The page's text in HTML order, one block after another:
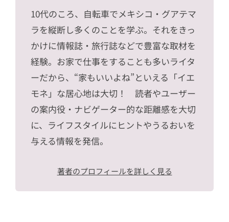
10代のころ、自転車でメキシコ・グアテマ
ラを縦断し多くのことを学ぶ。それをきっ
かけに情報誌・旅行誌などで豊富な取材を
経験。お家で仕事をすることも多いライタ
ーだから、“家もいいよね”といえる「イエ
モネ」な居心地は大切！ 読者やユーザー
の案内役・ナビゲーター的な距離感を大切
に、ライフスタイルにヒントやうるおいを
与える情報を発信。
著者のプロフィールを詳しく見る